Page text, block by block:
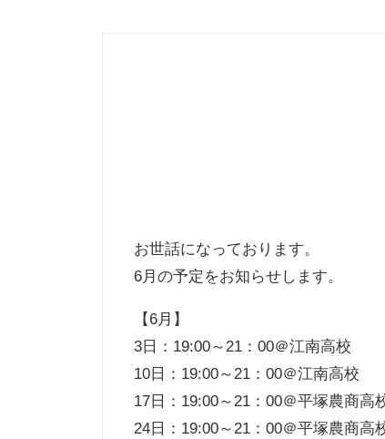
お世話になっております。
6月の予定をお知らせします。
【6月】
3日：19:00～21：00＠江南高校
10日：19:00～21：00＠江南高校
17日：19:00～21：00＠平塚農商高
24日：19:00～21：00＠平塚農商高